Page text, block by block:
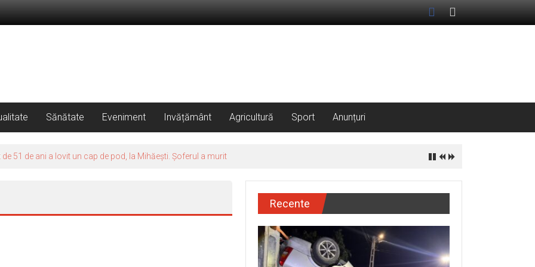
Sănătate Eveniment Invățământ Agricultură Sport Anunțuri
51 de ani a lovit un cap de pod, la Mihăești. Șoferul a murit
Recente